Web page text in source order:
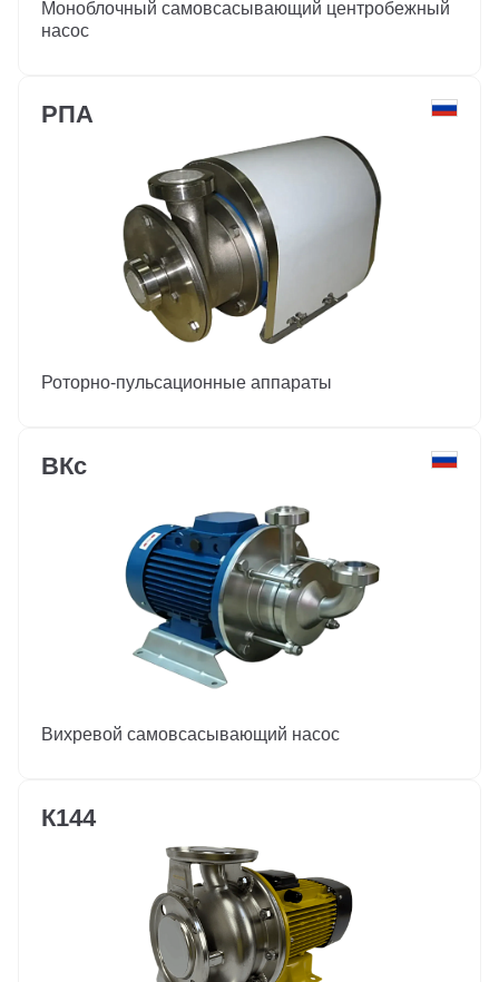
Моноблочный самовсасывающий центробежный
насос
РПА
Роторно-пульсационные аппараты
ВКс
Вихревой самовсасывающий насос
К144